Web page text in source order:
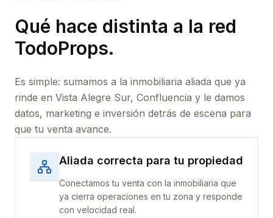
Qué hace distinta a la red
TodoProps.
Es simple: sumamos a la inmobiliaria aliada que ya
rinde en Vista Alegre Sur, Confluencia y le damos
datos, marketing e inversión detrás de escena para
que tu venta avance.
Aliada correcta para tu propiedad
Conectamos tu venta con la inmobiliaria que
ya cierra operaciones en tu zona y responde
con velocidad real.